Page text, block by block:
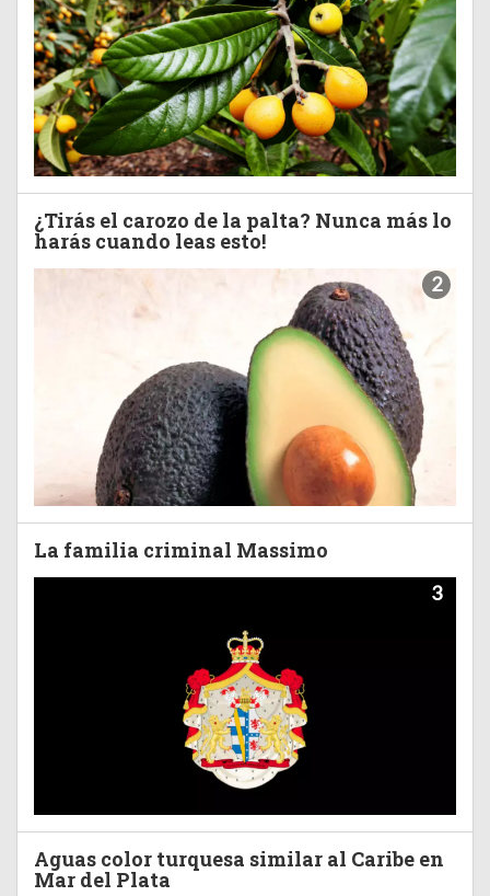
¿Tirás el carozo de la palta? Nunca más lo
harás cuando leas esto!
2
La familia criminal Massimo
3
Aguas color turquesa similar al Caribe en
Mar del Plata